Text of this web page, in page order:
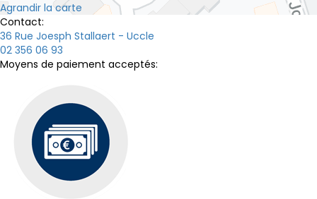
Agrandir la carte
Contact:
36 Rue Joesph Stallaert - Uccle
02 356 06 93
Moyens de paiement acceptés: